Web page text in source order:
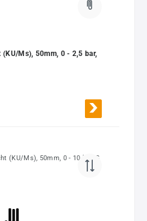
(KU/Ms), 50mm, 0 - 2,5 bar,